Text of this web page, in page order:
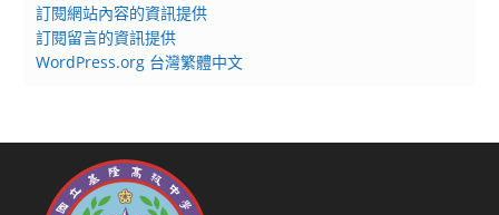
訂閱網站內容的資訊提供
訂閱留言的資訊提供
WordPress.org 台灣繁體中文